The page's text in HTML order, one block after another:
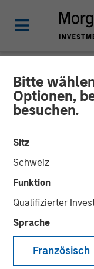
Bitte
Optionen,
besuchen.
Sitz
Schweiz
Funktion
Qualifizierter
Sprache
Französisch
NEWSROOM
Morgan
Equity to
Markets
11 OKTOBER 2007